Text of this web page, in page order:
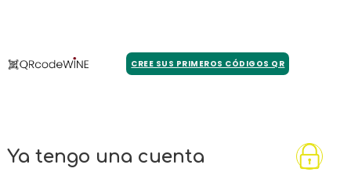
CREE SUS PRIMEROS CÓDIGOS QR
Ya tengo una cuenta